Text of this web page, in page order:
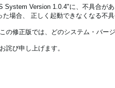
System Version 1.0.4"に、不具合が
場合、 正しく起動できなくなる不具
の修正版では、どのシステム・バー
詫び申し上げます。